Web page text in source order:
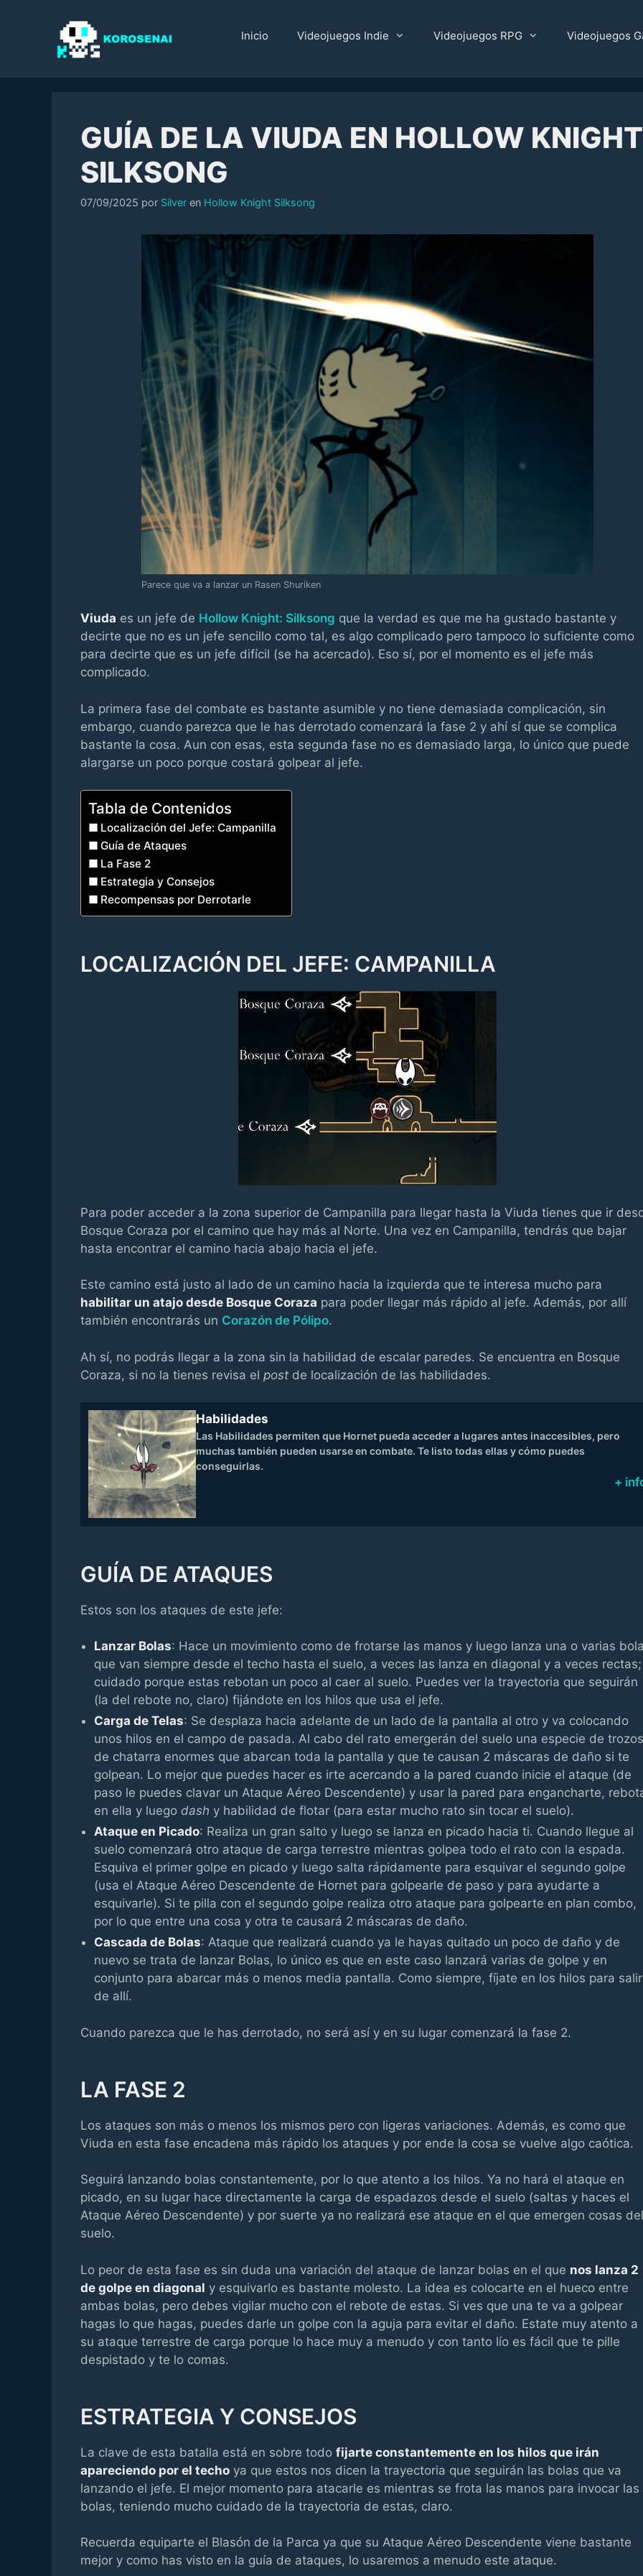
Inicio Videojuegos Indie Videojuegos RPG Videojuegos
GUÍA DE LA VIUDA EN HOLLOW KNIGHT
SILKSONG
07/09/2025 por Silver en Categorías
Hollow Knight Silksong
Parece que va a lanzar un Rasen Shuriken
Viuda es un jefe de Hollow Knight: Silksong que la verdad es que me ha gustado bastante y
decirte que no es un jefe sencillo como tal, es algo complicado pero tampoco lo suficiente como
para decirte que es un jefe difícil (se ha acercado). Eso sí, por el momento es el jefe más
complicado.
La primera fase del combate es bastante asumible y no tiene demasiada complicación, sin
embargo, cuando parezca que le has derrotado comenzará la fase 2 y ahí sí que se complica
bastante la cosa. Aun con esas, esta segunda fase no es demasiado larga, lo único que puede
alargarse un poco porque costará golpear al jefe.
Tabla de Contenidos
Localización del Jefe: Campanilla
Guía de Ataques
La Fase 2
Estrategia y Consejos
Recompensas por Derrotarle
LOCALIZACIÓN DEL JEFE: CAMPANILLA
Para poder acceder a la zona superior de Campanilla para llegar hasta la Viuda tienes que ir
Bosque Coraza por el camino que hay más al Norte. Una vez en Campanilla, tendrás que bajar
hasta encontrar el camino hacia abajo hacia el jefe.
Este camino está justo al lado de un camino hacia la izquierda que te interesa mucho para
habilitar un atajo desde Bosque Coraza para poder llegar más rápido al jefe. Además, por allí
también encontrarás un Corazón de Pólipo.
Ah sí, no podrás llegar a la zona sin la habilidad de escalar paredes. Se encuentra en Bosque
Coraza, si no la tienes revisa el post de localización de las habilidades.
Habilidades
Las Habilidades permiten que Hornet pueda acceder a lugares antes inaccesibles, pero
muchas también pueden usarse en combate. Te listo todas ellas y cómo puedes
conseguirlas.
+
GUÍA DE ATAQUES
Estos son los ataques de este jefe:
Lanzar Bolas: Hace un movimiento como de frotarse las manos y luego lanza una o varias
que van siempre desde el techo hasta el suelo, a veces las lanza en diagonal y a veces rectas;
cuidado porque estas rebotan un poco al caer al suelo. Puedes ver la trayectoria que seguirán
(la del rebote no, claro) fijándote en los hilos que usa el jefe.
Carga de Telas: Se desplaza hacia adelante de un lado de la pantalla al otro y va colocando
unos hilos en el campo de pasada. Al cabo del rato emergerán del suelo una especie de
de chatarra enormes que abarcan toda la pantalla y que te causan 2 máscaras de daño si te
golpean. Lo mejor que puedes hacer es irte acercando a la pared cuando inicie el ataque (de
paso le puedes clavar un Ataque Aéreo Descendente) y usar la pared para engancharte,
en ella y luegodash y habilidad de flotar (para estar mucho rato sin tocar el suelo).
Ataque en Picado: Realiza un gran salto y luego se lanza en picado hacia ti. Cuando llegue al
suelo comenzará otro ataque de carga terrestre mientras golpea todo el rato con la espada.
Esquiva el primer golpe en picado y luego salta rápidamente para esquivar el segundo golpe
(usa el Ataque Aéreo Descendente de Hornet para golpearle de paso y para ayudarte a
esquivarle). Si te pilla con el segundo golpe realiza otro ataque para golpearte en plan combo,
por lo que entre una cosa y otra te causará 2 máscaras de daño.
Cascada de Bolas: Ataque que realizará cuando ya le hayas quitado un poco de daño y de
nuevo se trata de lanzar Bolas, lo único es que en este caso lanzará varias de golpe y en
conjunto para abarcar más o menos media pantalla. Como siempre, fíjate en los hilos para salir
de allí.
Cuando parezca que le has derrotado, no será así y en su lugar comenzará la fase 2.
LA FASE 2
Los ataques son más o menos los mismos pero con ligeras variaciones. Además, es como que
Viuda en esta fase encadena más rápido los ataques y por ende la cosa se vuelve algo caótica.
Seguirá lanzando bolas constantemente, por lo que atento a los hilos. Ya no hará el ataque en
picado, en su lugar hace directamente la carga de espadazos desde el suelo (saltas y haces el
Ataque Aéreo Descendente) y por suerte ya no realizará ese ataque en el que emergen cosas del
suelo.
Lo peor de esta fase es sin duda una variación del ataque de lanzar bolas en el que nos lanza 2
de golpe en diagonal y esquivarlo es bastante molesto. La idea es colocarte en el hueco entre
ambas bolas, pero debes vigilar mucho con el rebote de estas. Si ves que una te va a golpear
hagas lo que hagas, puedes darle un golpe con la aguja para evitar el daño. Estate muy atento a
su ataque terrestre de carga porque lo hace muy a menudo y con tanto lío es fácil que te pille
despistado y te lo comas.
ESTRATEGIA Y CONSEJOS
La clave de esta batalla está en sobre todo fijarte constantemente en los hilos que irán
apareciendo por el techo ya que estos nos dicen la trayectoria que seguirán las bolas que va
lanzando el jefe. El mejor momento para atacarle es mientras se frota las manos para invocar las
bolas, teniendo mucho cuidado de la trayectoria de estas, claro.
Recuerda equiparte el Blasón de la Parca ya que su Ataque Aéreo Descendente viene bastante
mejor y como has visto en la guía de ataques, lo usaremos a menudo este ataque.